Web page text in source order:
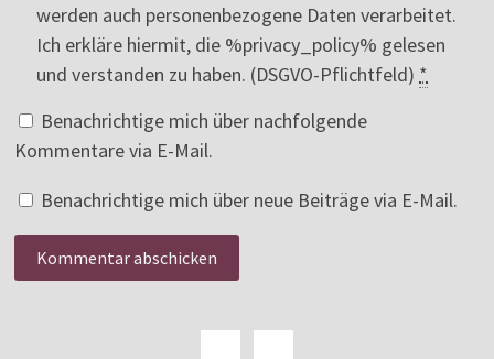
werden auch personenbezogene Daten verarbeitet.
Ich erkläre hiermit, die %privacy_policy% gelesen
und verstanden zu haben. (DSGVO-Pflichtfeld) *
Benachrichtige mich über nachfolgende
Kommentare via E-Mail.
Benachrichtige mich über neue Beiträge via E-Mail.